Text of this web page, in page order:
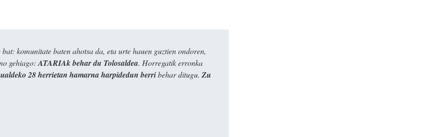
komunitate baten ahotsa da, eta urte hauen guztien ondoren,
gehiago: ATARIAk behar du Tolosaldea. Horregatik erronka
28 herrietan hamarna harpidedun berribehar ditugu. Zu